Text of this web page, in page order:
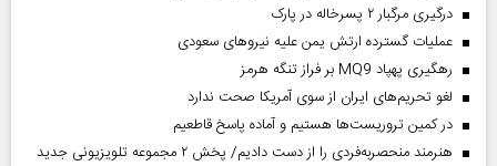
درگیری مرگبار ۲ پسرخاله در پارک
عملیات گسترده ارتش یمن علیه نیروهای سعودی
رهگیری پهپاد MQ9 بر فراز تنگه هرمز
لغو تحریم‌های ایران از سوی آمریکا صحت ندارد
در کمین تروریست‌ها هستیم و آماده پاسخ قاطعیم
هنرمند منحصر‌به‌فردی را از دست دادیم/ پخش ۲ مجموعه تلویزیونی جدید